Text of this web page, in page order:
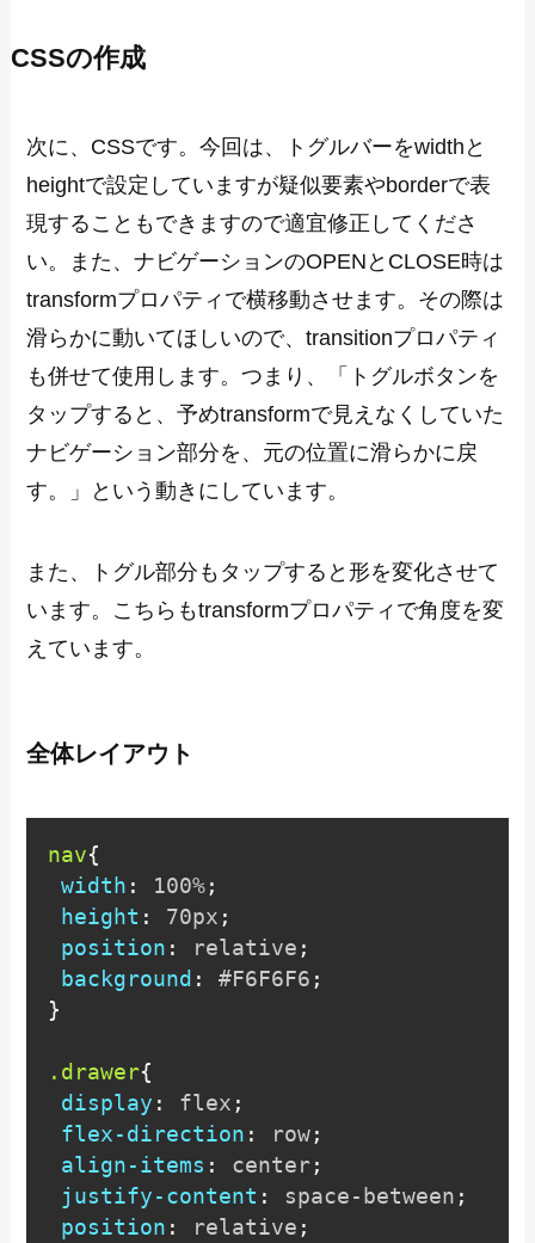
CSSの作成
次に、CSSです。今回は、トグルバーをwidthと
heightで設定していますが疑似要素やborderで表
現することもできますので適宜修正してくださ
い。また、ナビゲーションのOPENとCLOSE時は
transformプロパティで横移動させます。その際は
滑らかに動いてほしいので、transitionプロパティ
も併せて使用します。つまり、「トグルボタンを
タップすると、予めtransformで見えなくしていた
ナビゲーション部分を、元の位置に滑らかに戻
す。」という動きにしています。
また、トグル部分もタップすると形を変化させて
います。こちらもtransformプロパティで角度を変
えています。
全体レイアウト
nav{
width : 100%;
height : 70px ;
position : relative ;
background : #F6F6F6 ;
}
.drawer{
display : flex ;
flex-direction : row;
align-items : center;
justify-content : space-between ;
position : relative ;